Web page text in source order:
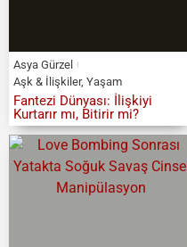
Asya Gürzel
Aşk & İlişkiler, Yaşam
Fantezi Dünyası: İlişkiyi
Kurtarır mı, Bitirir mi?